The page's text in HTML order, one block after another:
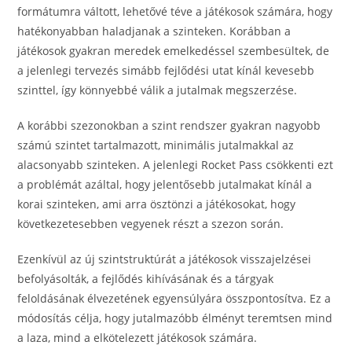
formátumra váltott, lehetővé téve a játékosok számára, hogy
hatékonyabban haladjanak a szinteken. Korábban a
játékosok gyakran meredek emelkedéssel szembesültek, de
a jelenlegi tervezés simább fejlődési utat kínál kevesebb
szinttel, így könnyebbé válik a jutalmak megszerzése.
A korábbi szezonokban a szint rendszer gyakran nagyobb
számú szintet tartalmazott, minimális jutalmakkal az
alacsonyabb szinteken. A jelenlegi Rocket Pass csökkenti ezt
a problémát azáltal, hogy jelentősebb jutalmakat kínál a
korai szinteken, ami arra ösztönzi a játékosokat, hogy
következetesebben vegyenek részt a szezon során.
Ezenkívül az új szintstruktúrát a játékosok visszajelzései
befolyásolták, a fejlődés kihívásának és a tárgyak
feloldásának élvezetének egyensúlyára összpontosítva. Ez a
módosítás célja, hogy jutalmazóbb élményt teremtsen mind
a laza, mind a elkötelezett játékosok számára.